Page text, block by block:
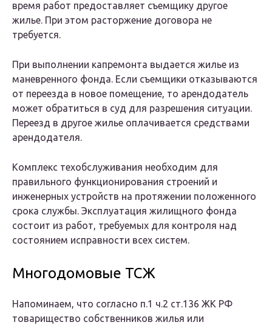
время работ предоставляет съемщику другое
жилье. При этом расторжение договора не
требуется.
При выполнении капремонта выдается жилье из
маневренного фонда. Если съемщики отказываются
от переезда в новое помещение, то арендодатель
может обратиться в суд для разрешения ситуации.
Переезд в другое жилье оплачивается средствами
арендодателя.
Комплекс техобслуживания необходим для
правильного функционирования строений и
инженерных устройств на протяжении положенного
срока службы. Эксплуатация жилищного фонда
состоит из работ, требуемых для контроля над
состоянием исправности всех систем.
Многодомовые ТСЖ
Напоминаем, что согласно п.1 ч.2 ст.136 ЖК РФ
товарищество собственников жилья или